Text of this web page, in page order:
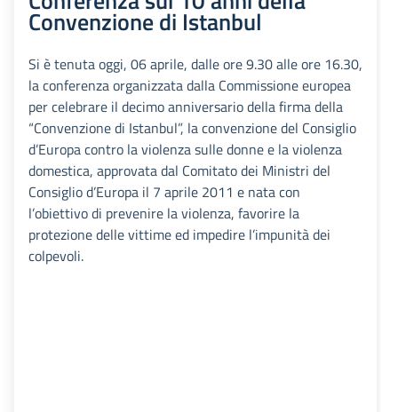
Convenzione di Istanbul
Si è tenuta oggi, 06 aprile, dalle ore 9.30 alle ore 16.30,
la conferenza organizzata dalla Commissione europea
per celebrare il decimo anniversario della firma della
“Convenzione di Istanbul”, la convenzione del Consiglio
d’Europa contro la violenza sulle donne e la violenza
domestica, approvata dal Comitato dei Ministri del
Consiglio d’Europa il 7 aprile 2011 e nata con
l’obiettivo di prevenire la violenza, favorire la
protezione delle vittime ed impedire l’impunità dei
colpevoli.